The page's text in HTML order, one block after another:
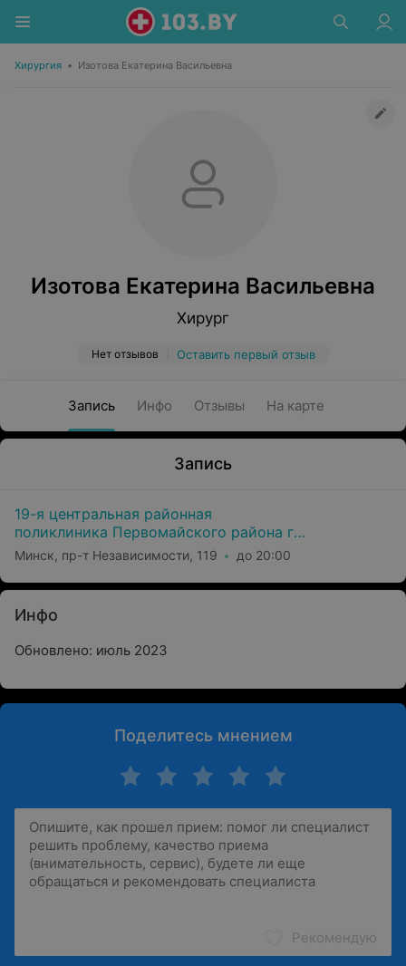
Хирургия • Изотова Екатерина Васильевна
Изотова Екатерина Васильевна
Хирург
Нет отзывов Оставить первый отзыв
Запись Инфо Отзывы На карте
Запись
19-я центральная районная
поликлиника Первомайского района г.
Минска
Минск, пр-т Независимости, 119 до 20:00
Инфо
Обновлено: июль 2023
Поделитесь мнением
Рекомендую